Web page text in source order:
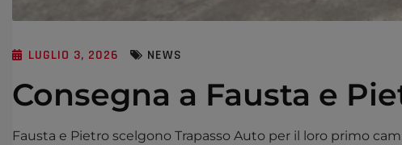
LUGLIO 3, 2026 NEWS
Consegna a Fausta e
Fausta e Pietro scelgono Trapasso Auto per il loro primo